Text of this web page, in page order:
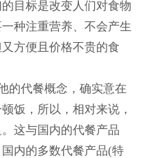
目标是改变人们对食物
种注重营养、不会产生
方便且价格不贵的食
的代餐概念，确实意在
饭，所以，相对来说，
这与国内的代餐产品
国内的多数代餐产品(特